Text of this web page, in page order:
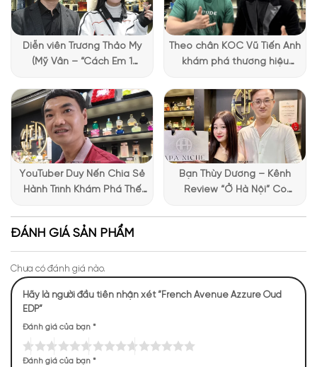
Mùi hương của Azzure Oud
NHỮNG NOTE HƯƠNG THEO CẢM NHẬN
244 (19,06%) 223 (17,42%) 164 (12,81%)
Diễn viên Trương Thảo My
(Mỹ Vân – “Cách Em 1
chia sẻ trải nghiệm chọn
nước hoa đầy thú vị
Theo chân KOC Vũ Tiến Anh
khám phá thương hiệu
YouTuber Duy Nến Chia Sẻ
Hành Trình Khám Phá Thế
Bạn Thùy Dương – Kênh
Review “Ở Hà Nội” Có
ĐÁNH GIÁ SẢN PHẨM
Chưa có đánh giá nào.
Hãy là người đầu tiên nhận xét “French Avenue Azzure Oud
EDP”
Đánh giá của bạn *
Đánh giá của bạn *